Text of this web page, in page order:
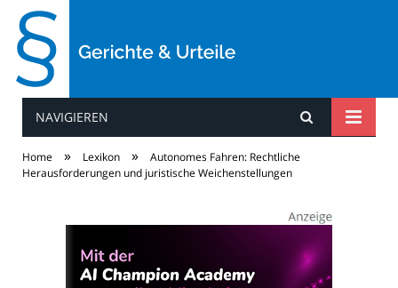
Gerichte & Urteile
NAVIGIEREN
Home » Lexikon »
Autonomes Fahren: Rechtliche
Herausforderungen und juristische Weichenstellungen